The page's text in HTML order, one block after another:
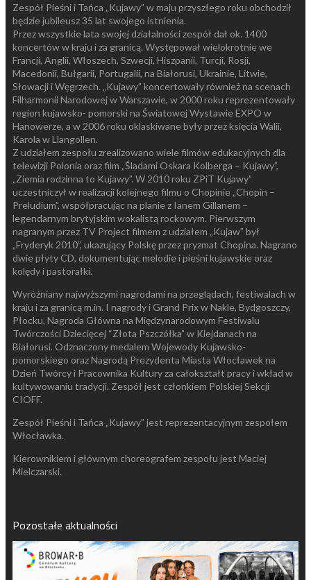
Zespół Pieśni i Tańca „Kujawy” w maju przyszłego roku obchodził
będzie jubileusz 35 lat swojego istnienia.
Przez wszystkie lata swojej działalności zespół dał ok. 1400
koncertów w kraju i za granicą. Występował wielokrotnie we
Francji, Anglii, Włoszech, Szwecji, Hiszpanii, Turcji, Rosji,
Macedonii, Bułgarii, Portugalii, na Białorusi, Ukrainie, Litwie,
Słowacji i Węgrzech. „Kujawy” koncertowały również na scenach
Filharmonii Narodowej w Warszawie, w 2000 roku reprezentowały
region kujawsko- pomorski na Światowej Wystawie EXPO w
Hanowerze, a w 2006 roku oklaskiwane były przez księcia Walii,
Karola w Llangollen.
Z udziałem zespołu zrealizowano wiele filmów edukacyjnych dla
telewizji Polonia oraz film „Śladami Oskara Kolberga – Kujawy”,
„Ziemia rodzinna to Kujawy”. W 2010 roku ZPiT Kujawy”
uczestniczył w realizacji kolejnego filmu o Chopinie „Chopin –
Preludium”, współpracując na planie z Ianem Gillanem –
legendarnym brytyjskim wokalistą rockowym. Pierwszym
nagranym przez TV Project filmem z udziałem „Kujaw” był
„Fryderyk 2010”, ukazujący Polskę przez pryzmat Chopina. Nagrano
dwie płyty CD, dokumentując melodie i pieśni kujawskie oraz
kolędy i pastorałki.
Wyróżniany najwyższymi nagrodami na przeglądach, festiwalach w
kraju i za granicą m.in. I nagrody i Grand Prix w Nakle, Bydgoszczy,
Płocku, Nagroda Główna na Międzynarodowym Festiwalu
Twórczości Dziecięcej “Złota Pszczółka” w Kiejdanach na
Białorusi. Odznaczony medalem Wojewody Kujawsko-
pomorskiego oraz Nagrodą Prezydenta Miasta Włocławek na
Dzień Twórcy i Pracownika Kultury za całokształt pracy i wkład w
kultywowaniu tradycji. Zespół jest członkiem Polskiej Sekcji
CIOFF.
Zespół Pieśni i Tańca „Kujawy” jest reprezentacyjnym zespołem
Włocławka.
Kierownikiem i głównym choreografem zespołu jest Maciej
Mielczarski.
Pozostałe aktualności